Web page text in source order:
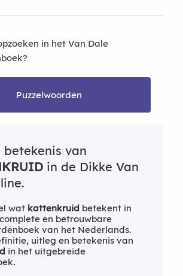
in het Van Dale
Puzzelwoorden
betekenis van
in de Dikke Van
wat kattenkruid betekent in
en betrouwbare
van het Nederlands.
uitleg en betekenis van
in het uitgebreide